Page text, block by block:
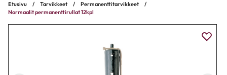
Etusivu / Tarvikkeet / Permanenttitarvikkeet
/
Normaalit permanenttirullat 12kpl